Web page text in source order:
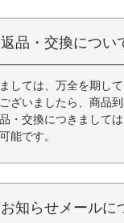
返品・交換につい
しては、万全を期し
ざいましたら、商品
・交換につきまして
能です。
お知らせメールに